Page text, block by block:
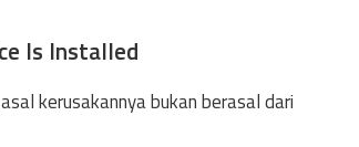
Is Installed
kerusakannya bukan berasal dari